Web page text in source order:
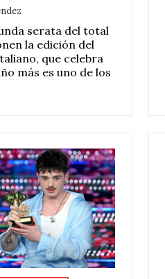
serata del total
la edición del
que celebra
más es uno de los